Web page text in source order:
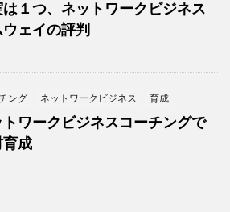
１つ、ネットワークビジネス
ェイの評判
ング ネットワークビジネス 育成
トワークビジネスコーチングで
育成